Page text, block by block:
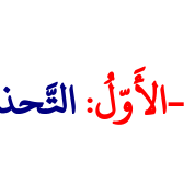
-الأَوّلُ: